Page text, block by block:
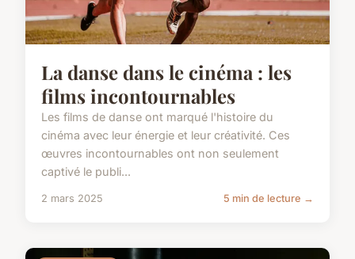
La danse dans le cinéma : les
films incontournables
Les films de danse ont marqué l'histoire du
cinéma avec leur énergie et leur créativité. Ces
œuvres incontournables ont non seulement
captivé le publi...
2 mars 2025 5 min de lecture →